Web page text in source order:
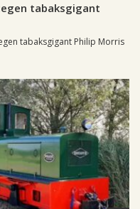
tabaksgigant
tabaksgigant Philip Morris